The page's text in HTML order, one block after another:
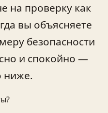
на проверку как
вы объясняете
безопасности
и спокойно —
ниже.